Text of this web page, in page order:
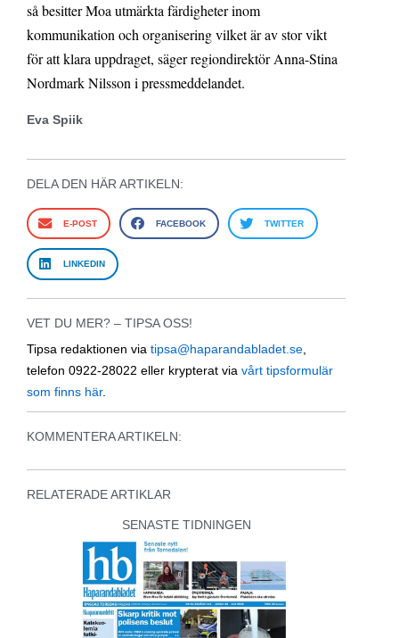
så besitter Moa utmärkta färdigheter inom
kommunikation och organisering vilket är av stor vikt
för att klara uppdraget, säger regiondirektör Anna-Stina
Nordmark Nilsson i pressmeddelandet.
Eva Spiik
DELA DEN HÄR ARTIKELN:
E-POST FACEBOOK TWITTER
LINKEDIN
VET DU MER? – TIPSA OSS!
Tipsa redaktionen via tipsa@haparandabladet.se
telefon 0922-28022 eller krypterat via vårt tipsformulär
som finns här.
KOMMENTERA ARTIKELN:
RELATERADE ARTIKLAR
SENASTE TIDNINGEN